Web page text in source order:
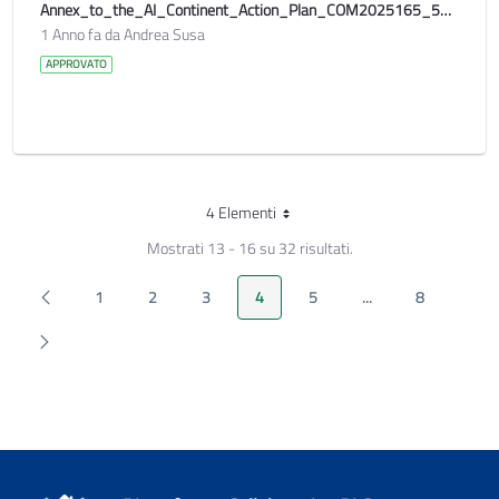
Annex_to_the_AI_Continent_Action_Plan_COM2025165_5OcpRk2EgLVJ9pIx0slBSXI6t2A_114522
1 Anno fa da Andrea Susa
APPROVATO
4 ElementiPer pagina
Mostrati 13 - 16 su 32 risultati.
Pagina Precedente
Pagina
1 Pagina
2 Pagina
3 Pagina
4 Pagina
5 ...
Pagine intermedie
Pagina
8
Pagina Seguente